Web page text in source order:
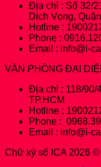
Địa chỉ : Số 32/
Dịch Vọng,
Hotline :
Phone :
Email : info@i-
VĂN PHÒNG ĐẠI
Địa chỉ : 118/90/
TP.HCM
Hotline :
Phone :
Email : info@i-
Chữ ký số ICA 2026 ©